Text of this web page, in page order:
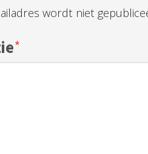
wordt niet
*